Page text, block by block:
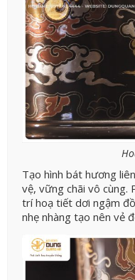
Tạo hình bát hương
vệ, vững chãi vô cùng.
trí hoạ tiết dơi ngậm
nhẹ nhàng tạo nên vẻ